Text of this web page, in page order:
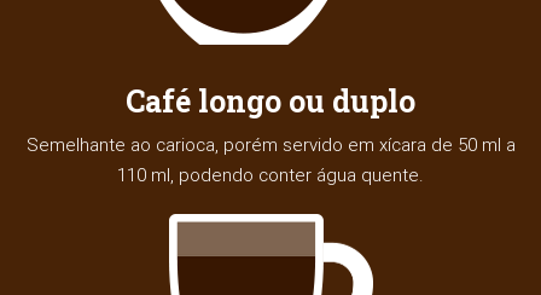
Café longo ou duplo
Semelhante ao carioca, porém servido em xícara de 50 ml a
110 ml, podendo conter água quente.